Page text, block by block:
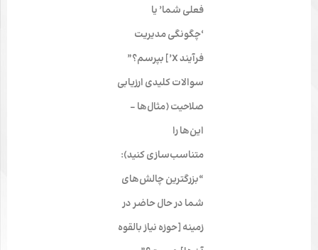
فعلی شما’ یا
‘چگونگی مدیریت
فرآیند X’] بپرسم؟”
سوالات کلیدی ارزیابی
صلاحیت (مثال‌ها –
این‌ها را
متناسب‌سازی کنید):
“بزرگترین چالش‌های
شما در حال حاضر در
زمینه [حوزه نیاز بالقوه